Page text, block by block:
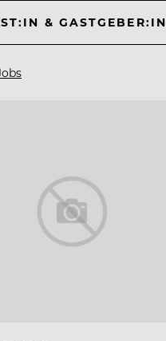
& GASTGEBER:IN